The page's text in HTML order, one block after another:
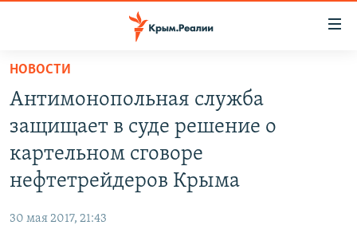
Вернуться
основному
содержанию
главной
Вернутся
КАРТА ВОЕННЫХ ОБЪЕКТОВ КРЫМА
ИСТОРИЯ
РАДІО СВОБОДА
НОВОСТИ
Антимонопольная служба
защищает в суде решение о
картельном сговоре
нефтетрейдеров Крыма
30 мая 2017, 21:43